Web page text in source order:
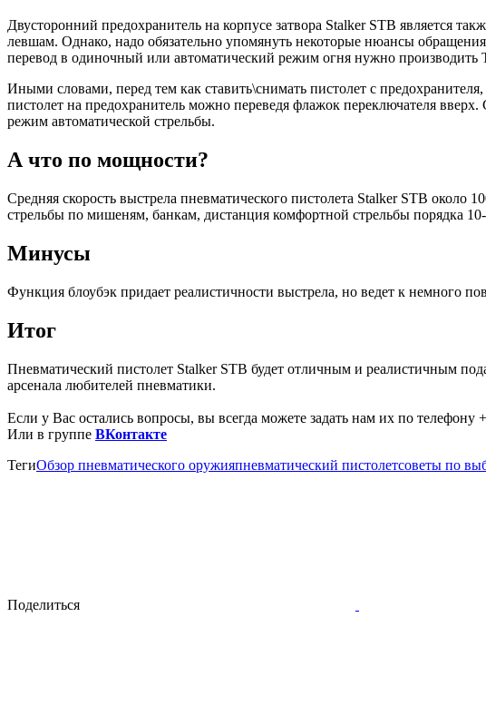
Двусторонний предохранитель на корпусе затвора Stalker STB является
левшам. Однако, надо обязательно упомянуть некоторые нюансы
перевод в одиночный или автоматический режим огня нужно
Иными словами, перед тем как ставить\снимать пистолет с
пистолет на предохранитель можно переведя флажок переключателя
режим автоматической стрельбы.
А что по мощности?
Средняя скорость выстрела пневматического пистолета Stalker STB
стрельбы по мишеням, банкам, дистанция комфортной стрельбы порядка
Минусы
Функция блоубэк придает реалистичности выстрела, но ведет к немного
Итог
Пневматический пистолет Stalker STB будет отличным и реалистичным
арсенала любителей пневматики.
Если у Вас остались вопросы, вы всегда можете задать нам их по телефону
Или в группе ВКонтакте
ТегиОбзор пневматического оружияпневматический пистолетсоветы по
Поделиться